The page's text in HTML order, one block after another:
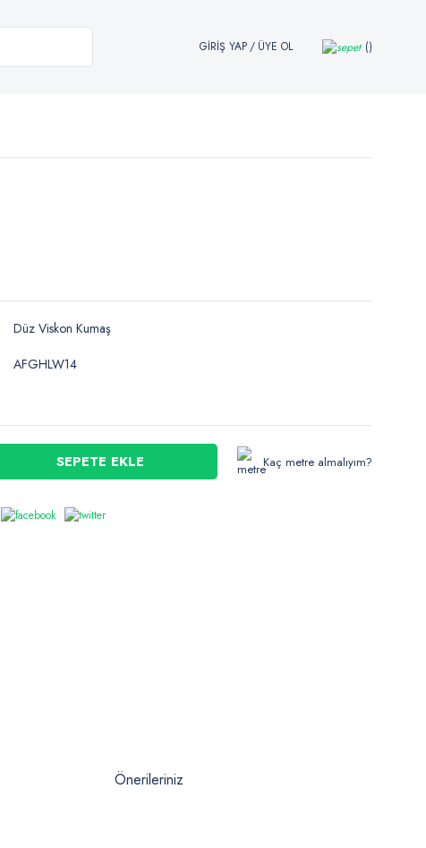
GİRİŞ YAP/ ÜYE OL
Düz Viskon Kumaş
AFGHLW14
SEPETE EKLE Kaç metre almalıyım?
Önerileriniz